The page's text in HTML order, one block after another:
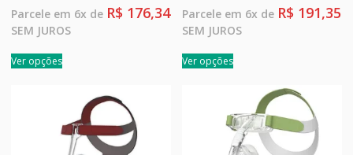
Parcele em 6x de R$ 176,34
SEM JUROS
Ver opções
Parcele em 6x de R$ 191,35
SEM JUROS
Ver opções